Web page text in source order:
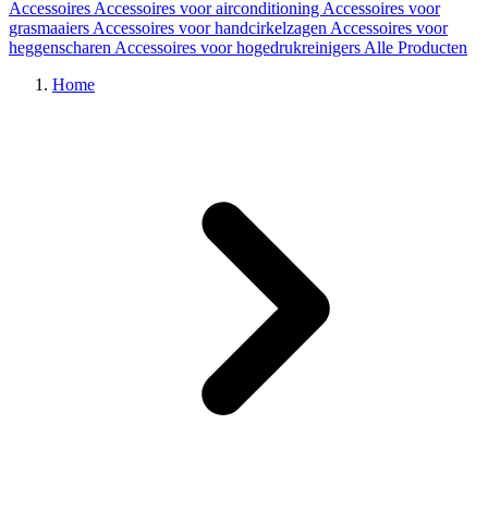
Accessoires Accessoires voor airconditioning Accessoires voor
grasmaaiers Accessoires voor handcirkelzagen Accessoires voor
heggenscharen Accessoires voor hogedrukreinigers Alle Producten
Home